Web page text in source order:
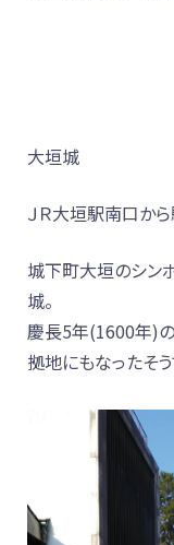
大垣城
ＪＲ大垣駅南口か
城下町大垣のシン
城。
慶長5年(1600年)
拠地にもなったそう